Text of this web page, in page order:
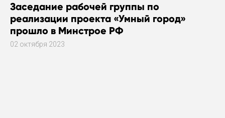
Заседание рабочей группы по
реализации проекта «Умный город»
прошло в Минстрое РФ
02 октября 2023